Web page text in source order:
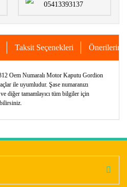
05413393137
Taksit Seçenekleri Önerileriniz
Oem Numaralı Motor Kaputu Gordion
ile uyumludur. Şase numaranızı
diğer tamamlayıcı tüm bilgiler için